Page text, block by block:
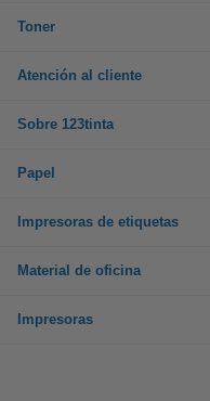
Toner
Atención al cliente
Sobre 123tinta
Papel
Impresoras de etiquetas
Material de oficina
Impresoras